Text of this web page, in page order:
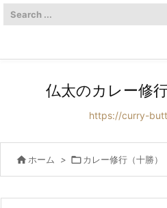
仏太のカレー修
https://curry-
 ホーム >  カレー修行（十勝）